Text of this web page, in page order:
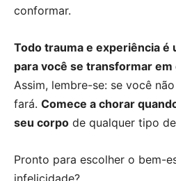
conformar.
Todo trauma e experiência é
para você se transformar
Assim, lembre-se: se você
fará. Comece a chorar
seu corpo de qualquer tipo
Pronto para escolher o bem-